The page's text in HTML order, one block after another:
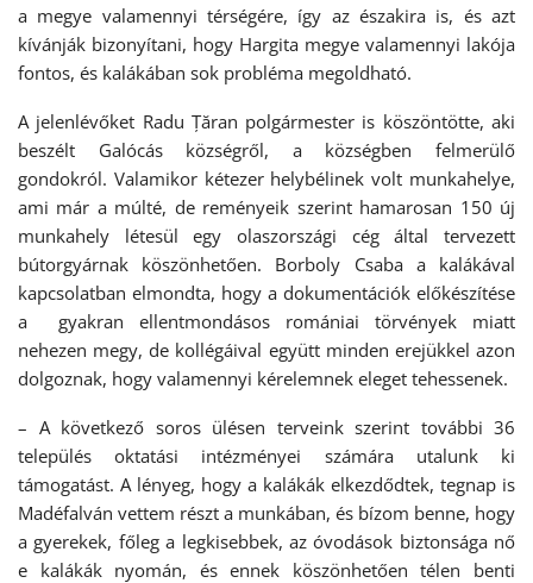
a megye valamennyi térségére, így az északira is, és azt
kívánják bizonyítani, hogy Hargita megye valamennyi lakója
fontos, és kalákában sok probléma megoldható.
A jelenlévőket Radu Țăran polgármester is köszöntötte, aki
beszélt Galócás községről, a községben felmerülő
gondokról. Valamikor kétezer helybélinek volt munkahelye,
ami már a múlté, de reményeik szerint hamarosan 150 új
munkahely létesül egy olaszországi cég által tervezett
bútorgyárnak köszönhetően. Borboly Csaba a kalákával
kapcsolatban elmondta, hogy a dokumentációk előkészítése
a gyakran ellentmondásos romániai törvények miatt
nehezen megy, de kollégáival együtt minden erejükkel azon
dolgoznak, hogy valamennyi kérelemnek eleget tehessenek.
– A következő soros ülésen terveink szerint további 36
település oktatási intézményei számára utalunk ki
támogatást. A lényeg, hogy a kalákák elkezdődtek, tegnap is
Madéfalván vettem részt a munkában, és bízom benne, hogy
a gyerekek, főleg a legkisebbek, az óvodások biztonsága nő
e kalákák nyomán, és ennek köszönhetően télen benti